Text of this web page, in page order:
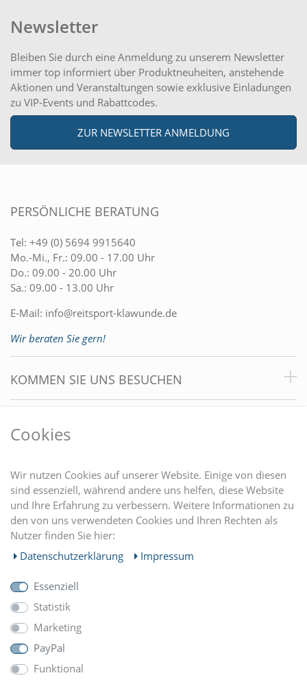
Newsletter
Bleiben Sie durch eine Anmeldung zu unserem Newsletter
immer top informiert über Produktneuheiten, anstehende
Aktionen und Veranstaltungen sowie exklusive Einladungen
zu VIP-Events und Rabattcodes.
ZUR NEWSLETTER ANMELDUNG
PERSÖNLICHE BERATUNG
Tel: +49 (0) 5694 9915640
Mo.-Mi., Fr.: 09.00 - 17.00 Uhr
Do.: 09.00 - 20.00 Uhr
Sa.: 09.00 - 13.00 Uhr
E-Mail: info@reitsport-klawunde.de
Wir beraten Sie gern!
KOMMEN SIE UNS BESUCHEN
EINKAUFEN
MEIN KONTO
UNTERNEHMEN
ZAHLUNGARTEN
Cookies
Wir nutzen Cookies auf unserer Website. Einige von diesen
sind essenziell, während andere uns helfen, diese Website
und Ihre Erfahrung zu verbessern. Weitere Informationen zu
den von uns verwendeten Cookies und Ihren Rechten als
Nutzer finden Sie hier:
Daten­schutz­erklärung
Impressum
Essenziell
Statistik
Marketing
PayPal
Funktional